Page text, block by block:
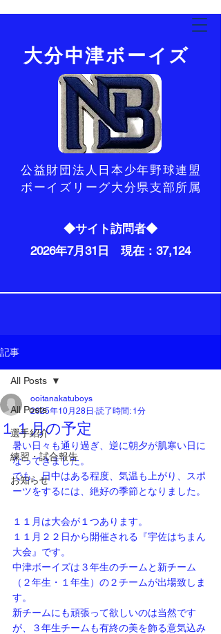
​大分中津ボーイズ
​公益財団法人日本少年野球連盟
ボーイズリーグ大分県支部所属
◆サイト訪問者◆
2026年7月31日 現在：37,124
記事
All Posts
選手紹介
練習・試合報告
お知らせ
All Posts
１１月の予定
ooitanakatuboys
2025年10月28日 読了時間: 1分
暑い日々も通り過ぎ、逆に朝夕が肌寒い日に
なってきました。
でも、日中はある程度、気温も上がり、スポ
ーツをするには、絶好の季節となりました。
１１月は大会が１つあります。
１１月２２日から開催される『宇佐はちまん
大会』です。
中津ボーイズは３年生のチームと新チーム
（２年生・１年生）の２チームが出場致しま
す。
新チームにも頑張って欲しいのは当然です
が、３年生チームも有終の美を飾る意気込み